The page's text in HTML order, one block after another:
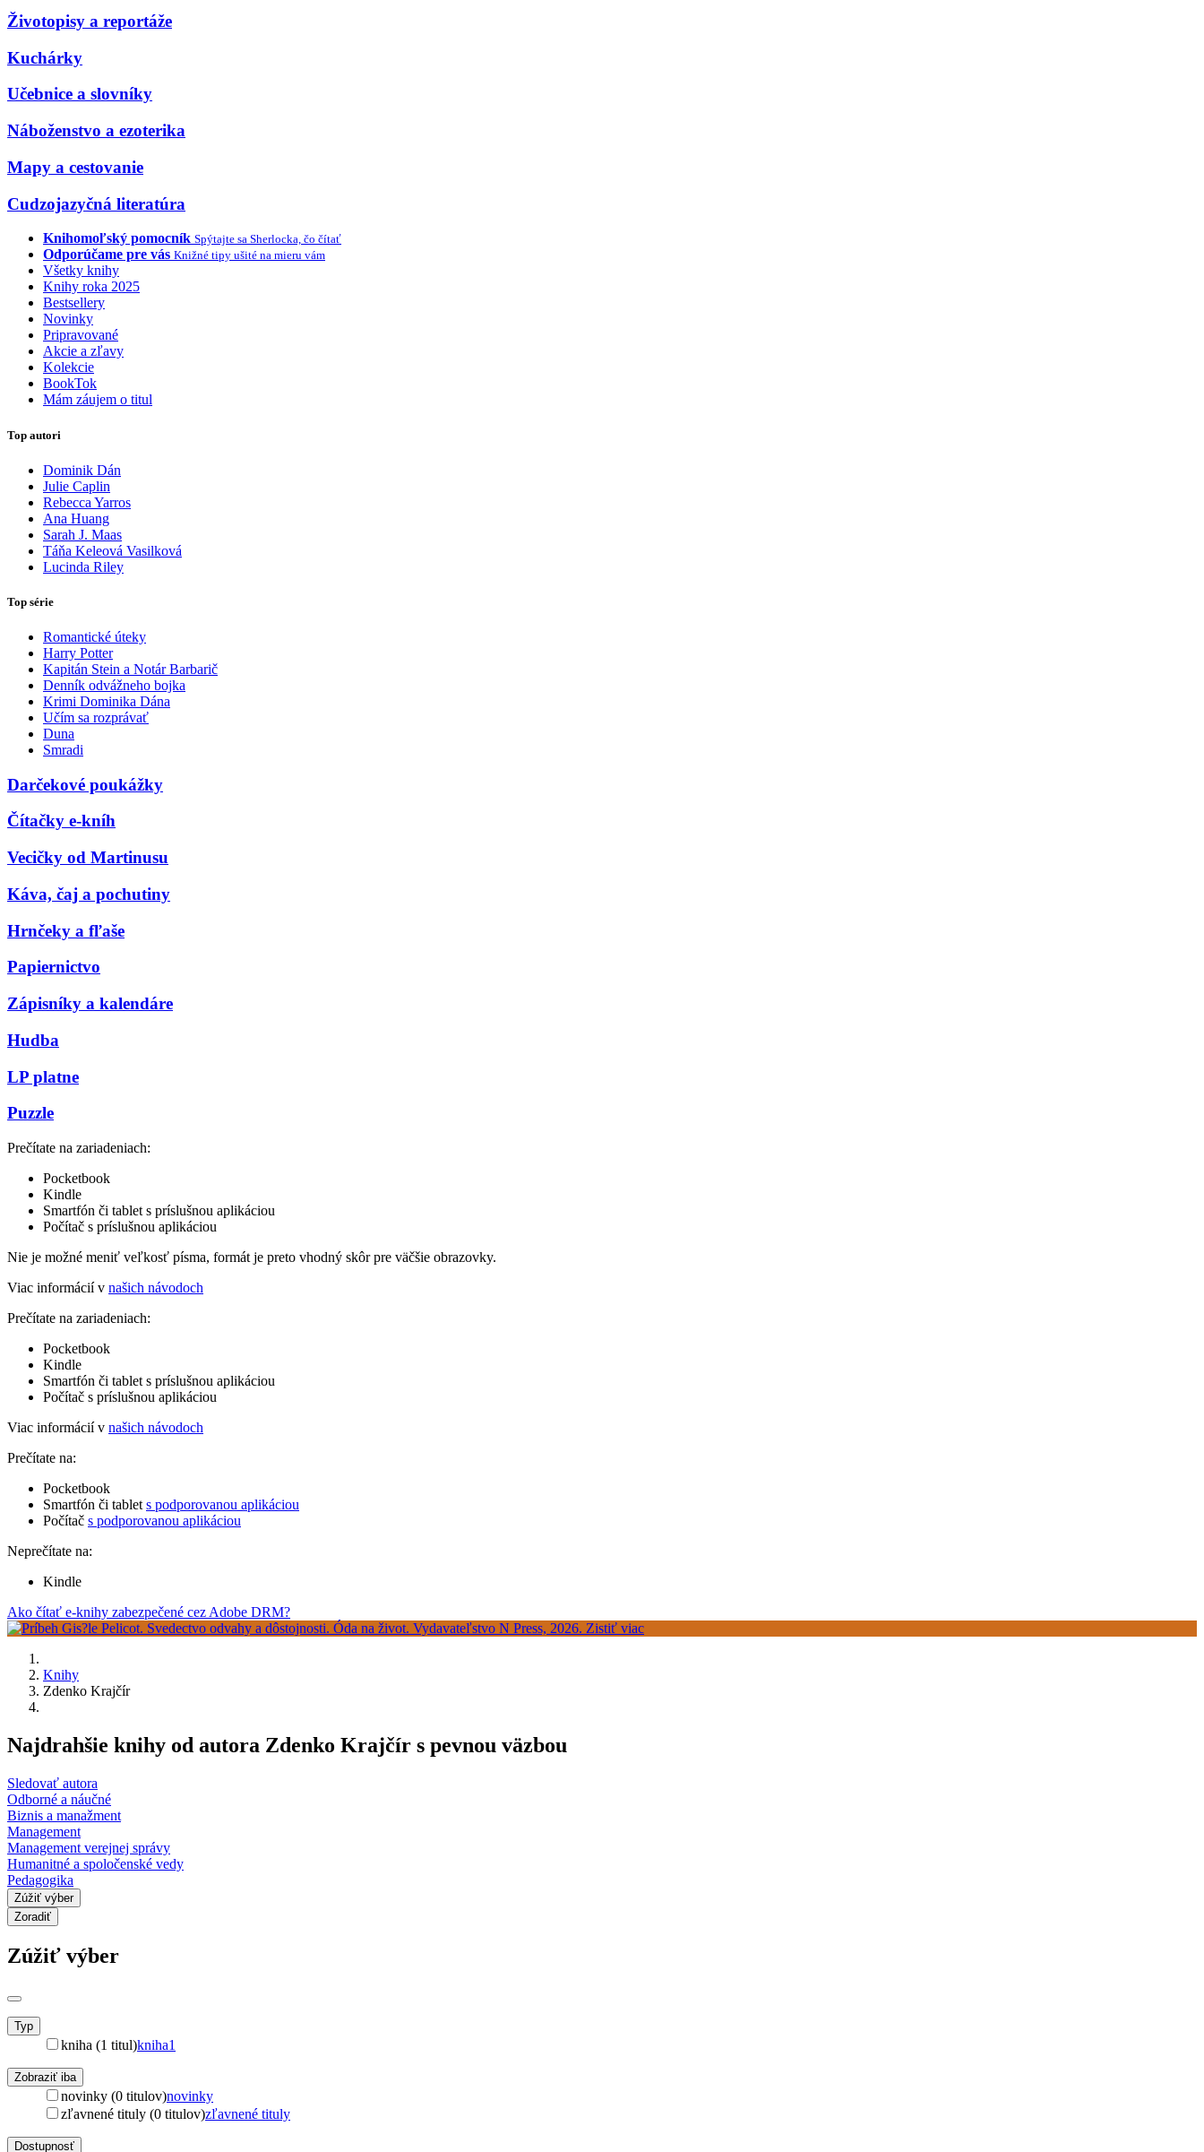
Životopisy a reportáže
Kuchárky
Učebnice a slovníky
Náboženstvo a ezoterika
Mapy a cestovanie
Cudzojazyčná literatúra
Knihomoľský pomocník Spýtajte sa Sherlocka, čo čítať
Odporúčame pre vás Knižné tipy ušité na mieru vám
Všetky knihy
Knihy roka 2025
Bestsellery
Novinky
Pripravované
Akcie a zľavy
Kolekcie
BookTok
Mám záujem o titul
Top autori
Dominik Dán
Julie Caplin
Rebecca Yarros
Ana Huang
Sarah J. Maas
Táňa Keleová Vasilková
Lucinda Riley
Top série
Romantické úteky
Harry Potter
Kapitán Stein a Notár Barbarič
Denník odvážneho bojka
Krimi Dominika Dána
Učím sa rozprávať
Duna
Smradi
Darčekové poukážky
Čítačky e-kníh
Vecičky od Martinusu
Káva, čaj a pochutiny
Hrnčeky a fľaše
Papiernictvo
Zápisníky a kalendáre
Hudba
LP platne
Puzzle
Prečítate na zariadeniach:
Pocketbook
Kindle
Smartfón či tablet s príslušnou aplikáciou
Počítač s príslušnou aplikáciou
Nie je možné meniť veľkosť písma, formát je preto vhodný skôr pre väčšie obrazovky.
Viac informácií v našich návodoch
Prečítate na zariadeniach:
Pocketbook
Kindle
Smartfón či tablet s príslušnou aplikáciou
Počítač s príslušnou aplikáciou
Viac informácií v našich návodoch
Prečítate na:
Pocketbook
Smartfón či tablet s podporovanou aplikáciou
Počítač s podporovanou aplikáciou
Neprečítate na:
Kindle
Ako čítať e-knihy zabezpečené cez Adobe DRM?
Knihy
Zdenko Krajčír
Najdrahšie knihy od autora Zdenko Krajčír s pevnou väzbou
Sledovať autora
Odborné a náučné
Biznis a manažment
Management
Management verejnej správy
Humanitné a spoločenské vedy
Pedagogika
Zúžiť výber
Zoradiť
Zúžiť výber
Typ
kniha (1 titul)kniha1
Zobraziť iba
novinky (0 titulov)novinky
zľavnené tituly (0 titulov)zľavnené tituly
Dostupnosť